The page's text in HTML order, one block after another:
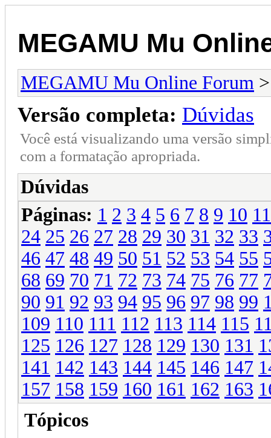
MEGAMU Mu
MEGAMU Mu Online Forum
Versão completa: Dúvidas
Você está visualizando uma versão
com a formatação apropriada.
Dúvidas
Páginas: 1 2 3 4 5 6 7 8 9 10 11
24 25 26 27 28 29 30 31 32 33
46 47 48 49 50 51 52 53 54 55
68 69 70 71 72 73 74 75 76 77
90 91 92 93 94 95 96 97 98 99
109 110 111 112 113 114 115
125 126 127 128 129 130 131
141 142 143 144 145 146 147
157 158 159 160 161 162 163
Tópicos